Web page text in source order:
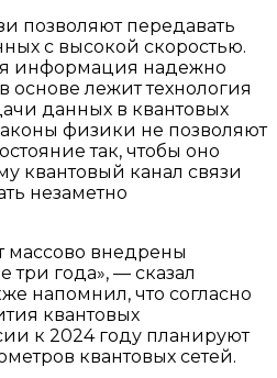
позволяют передавать
с высокой скоростью.
информация надежно
основе лежит технология
данных в квантовых
физики не позволяют
так, чтобы оно
квантовый канал связи
незаметно
массово внедрены
года», — сказал
напомнил, что согласно
квантовых
к 2024 году планируют
квантовых сетей.